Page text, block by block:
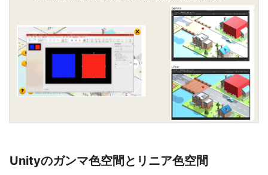
Unityのガンマ色空間とリニア色空間